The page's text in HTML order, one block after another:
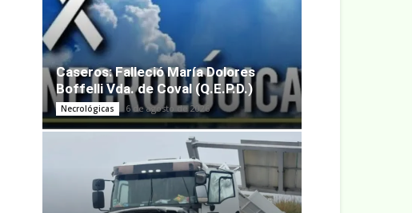
Caseros: Falleció María Dolores
Boffelli Vda. de Coval (Q.E.P.D.)
Necrológicas 6 de agosto de 2026